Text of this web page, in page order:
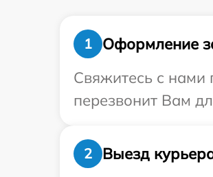
1
Оформление
Свяжитесь с нами
перезвонит Вам
2
Выезд